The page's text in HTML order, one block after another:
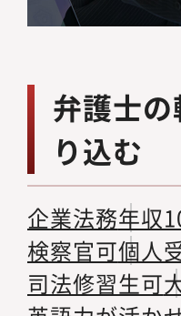
弁護士
り込む
企業法務年収
検察官可個人
司法修習生可